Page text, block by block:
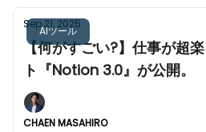
AIツール
Sep 21, 2025
【何がすごい?】仕事が超
ト『Notion 3.0』が公開。
CHAEN MASAHIRO